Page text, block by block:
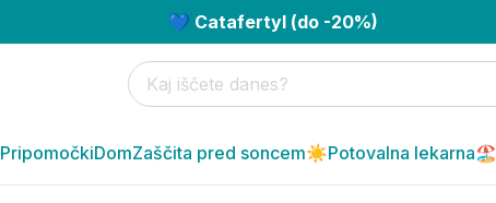
💙 Catafertyl (do -20%)
PripomočkiDomZaščita pred soncem☀️Potovalna lekarna🏖️